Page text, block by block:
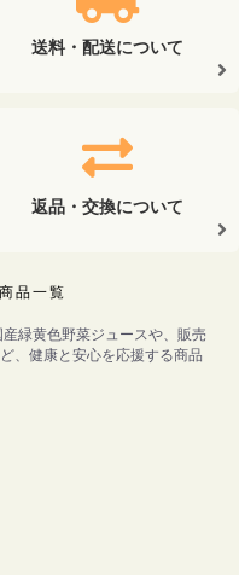
送料・配送について
返品・交換について
商品一覧
緑黄色野菜ジュースや、販売
、健康と安心を応援する商品